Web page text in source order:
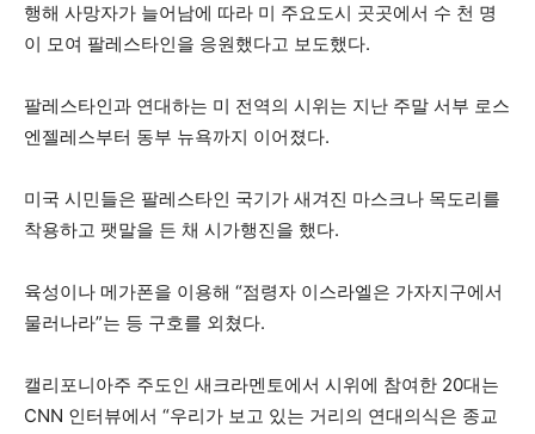
행해 사망자가 늘어남에 따라 미 주요도시 곳곳에서 수 천 명
이 모여 팔레스타인을 응원했다고 보도했다.
팔레스타인과 연대하는 미 전역의 시위는 지난 주말 서부 로스
엔젤레스부터 동부 뉴욕까지 이어졌다.
미국 시민들은 팔레스타인 국기가 새겨진 마스크나 목도리를
착용하고 팻말을 든 채 시가행진을 했다.
육성이나 메가폰을 이용해 “점령자 이스라엘은 가자지구에서
물러나라”는 등 구호를 외쳤다.
캘리포니아주 주도인 새크라멘토에서 시위에 참여한 20대는
CNN 인터뷰에서 “우리가 보고 있는 거리의 연대의식은 종교